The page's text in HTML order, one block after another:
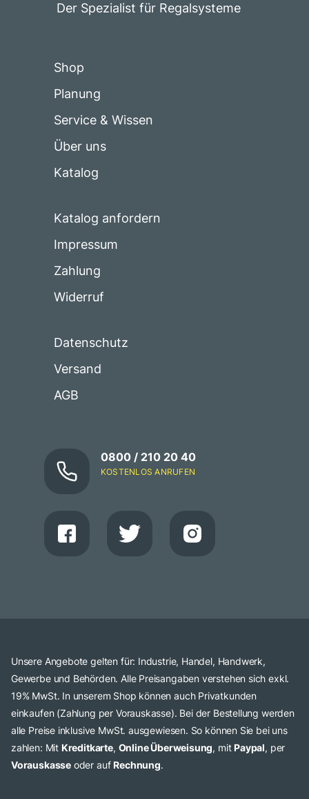
Der Spezialist für Regalsysteme
Shop
Planung
Service & Wissen
Über uns
Katalog
Katalog anfordern
Impressum
Zahlung
Widerruf
Datenschutz
Versand
AGB
0800 / 210 20 40
KOSTENLOS ANRUFEN
Unsere Angebote gelten für: Industrie, Handel, Handwerk,
Gewerbe und Behörden. Alle Preisangaben verstehen sich exkl.
19% MwSt. In unserem Shop können auch Privatkunden
einkaufen (Zahlung per Vorauskasse). Bei der Bestellung werden
alle Preise inklusive MwSt. ausgewiesen. So können Sie bei uns
zahlen: Mit Kreditkarte, Online Überweisung, mit Paypal, per
Vorauskasse oder auf Rechnung.